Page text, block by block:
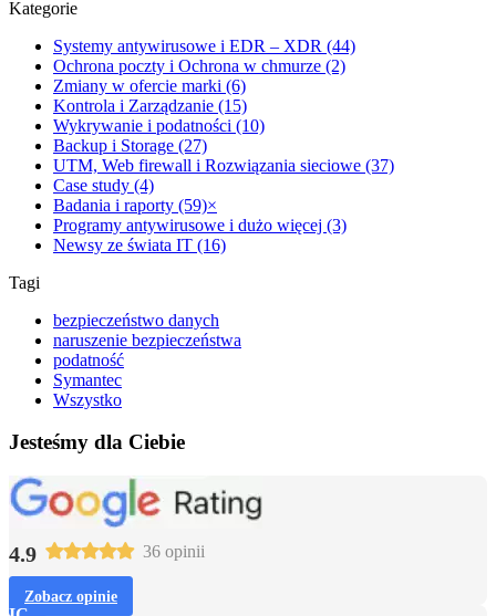
Kategorie
Systemy antywirusowe i EDR – XDR (44)
Ochrona poczty i Ochrona w chmurze (2)
Zmiany w ofercie marki (6)
Kontrola i Zarządzanie (15)
Wykrywanie i podatności (10)
Backup i Storage (27)
UTM, Web firewall i Rozwiązania sieciowe (37)
Case study (4)
Badania i raporty (59)×
Programy antywirusowe i dużo więcej (3)
Newsy ze świata IT (16)
Tagi
bezpieczeństwo danych
naruszenie bezpieczeństwa
podatność
Symantec
Wszystko
Jesteśmy dla Ciebie
4.9 36 opinii
Zobacz opinie